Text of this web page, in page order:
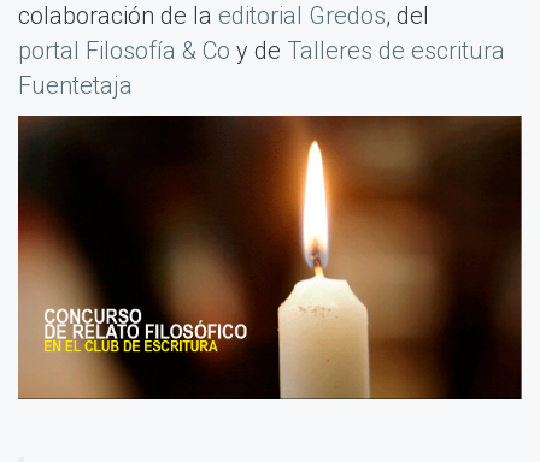
colaboración de la editorial Gredos, del
portal Filosofía & Co y de Talleres de escritura
Fuentetaja